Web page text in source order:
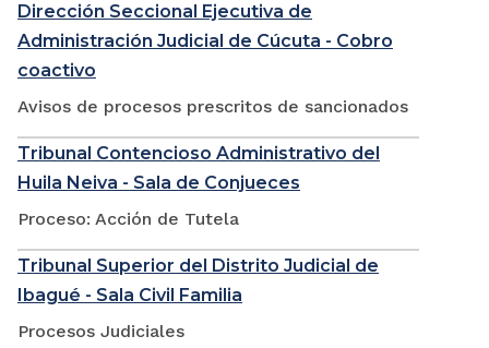
Dirección Seccional Ejecutiva de
Administración Judicial de Cúcuta - Cobro
coactivo
Avisos de procesos prescritos de sancionados
Tribunal Contencioso Administrativo del
Huila Neiva - Sala de Conjueces
Proceso: Acción de Tutela
Tribunal Superior del Distrito Judicial de
Ibagué - Sala Civil Familia
Procesos Judiciales